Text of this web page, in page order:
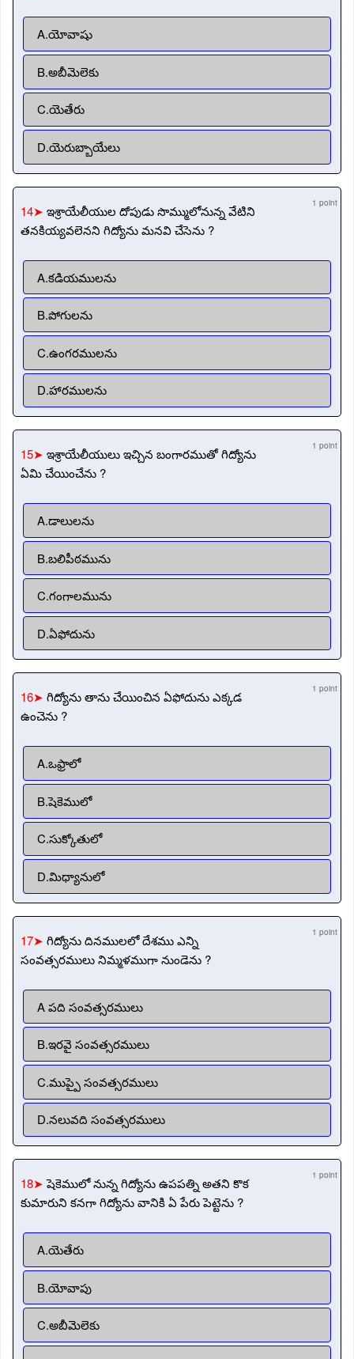
A.యోవాషు
B.అబీమెలెకు
C.యెతేరు
D.యెరుబ్బాయేలు
14➤ ఇశ్రాయేలీయుల దోపుడు సొమ్ములోనున్న వేటిని
తనకియ్యవలెనని గిద్యోను మనవి చేసెను ?
1 point
A.కడియములను
B.పోగులను
C.ఉంగరములను
D.హారములను
15➤ ఇశ్రాయేలీయులు ఇచ్చిన బంగారముతో గిద్యోను
ఏమి చేయించేను ?
1 point
A.డాలులను
B.బలిపీఠమును
C.గంగాలమును
D.ఏఫోదును
16➤ గిద్యోను తాను చేయించిన ఏఫోదును ఎక్కడ
ఉంచెను ?
1 point
A.ఒఫ్రాలో
B.షెకెములో
C.సుక్కోతులో
D.మిధ్యానులో
17➤ గిద్యోను దినములలో దేశము ఎన్ని
సంవత్సరములు నిమ్మళముగా నుండెను ?
1 point
A పది సంవత్సరములు
B.ఇరవై సంవత్సరములు
C.ముప్పై సంవత్సరములు
D.నలువది సంవత్సరములు
18➤షెకెములో నున్న గిద్యోను ఉపపత్ని అతని కొక
కుమారుని కనగా గిద్యోను వానికి ఏ పేరు పెట్టెను ?
1 point
A.యెతేరు
B.యోవాపు
C.అబీమెలెకు